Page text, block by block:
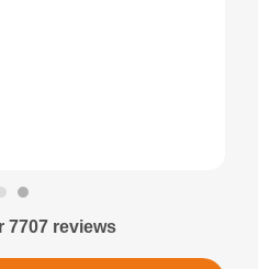
7707 reviews